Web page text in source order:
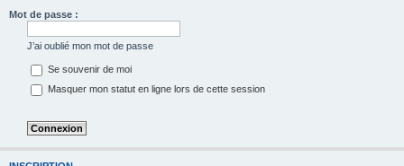
Mot de passe :
J’ai oublié mon mot de passe
Se souvenir de moi
Masquer mon statut en ligne lors de cette session